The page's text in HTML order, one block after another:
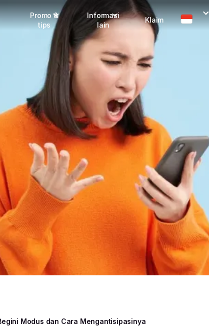
Promo &
tips
Promo terbaru
Info seller
Info mitra
Informasi
lain
Dangerous Goods
Karantina
FAQ
Tentang kami
Klaim
Modus dan Cara Mengantisipasinya